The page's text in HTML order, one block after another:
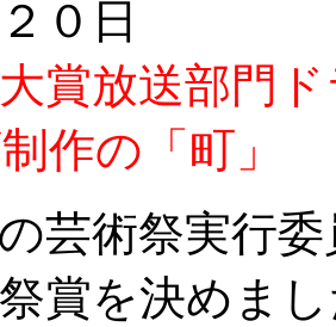
０日
賞放送部門
作の「町」
芸術祭実行委
賞を決めま